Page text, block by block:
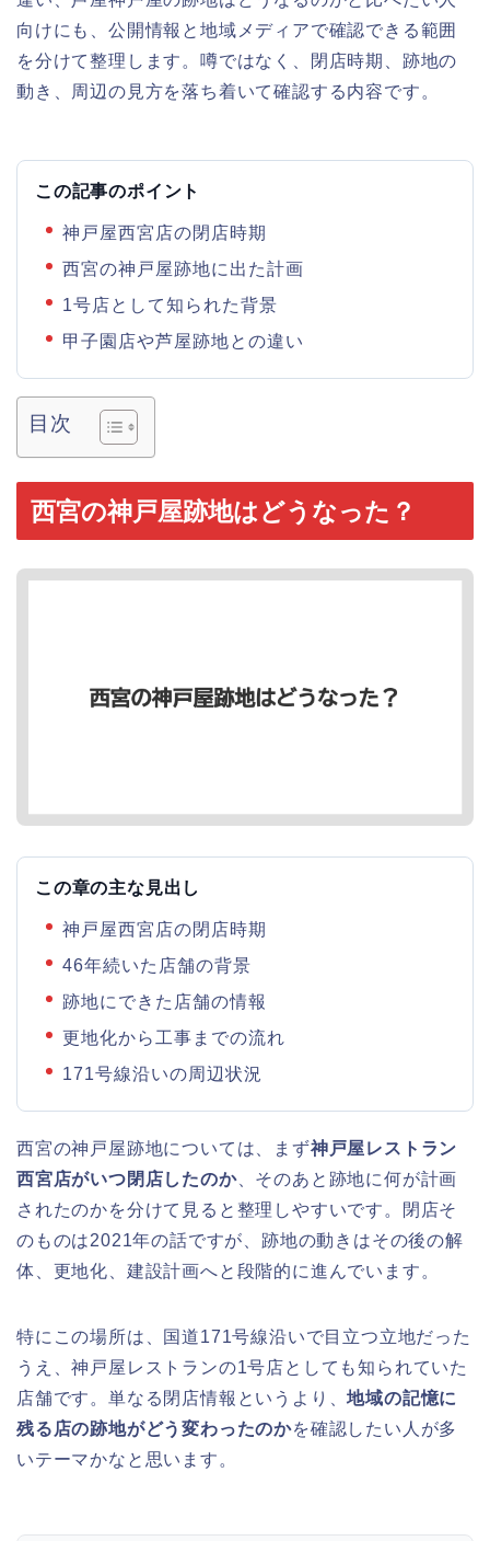
向けにも、公開情報と地域メディアで確認できる範囲
を分けて整理します。噂ではなく、閉店時期、跡地の
動き、周辺の見方を落ち着いて確認する内容です。
この記事のポイント
神戸屋西宮店の閉店時期
西宮の神戸屋跡地に出た計画
1号店として知られた背景
甲子園店や芦屋跡地との違い
目次
西宮の神戸屋跡地はどうなった？
この章の主な見出し
神戸屋西宮店の閉店時期
46年続いた店舗の背景
跡地にできた店舗の情報
更地化から工事までの流れ
171号線沿いの周辺状況
西宮の神戸屋跡地については、まず神戸屋レストラン
西宮店がいつ閉店したのか、そのあと跡地に何が計画
されたのかを分けて見ると整理しやすいです。閉店そ
のものは2021年の話ですが、跡地の動きはその後の解
体、更地化、建設計画へと段階的に進んでいます。
特にこの場所は、国道171号線沿いで目立つ立地だった
うえ、神戸屋レストランの1号店としても知られていた
店舗です。単なる閉店情報というより、地域の記憶に
残る店の跡地がどう変わったのかを確認したい人が多
いテーマかなと思います。